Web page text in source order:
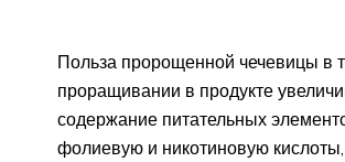
Польза пророщенной чечевицы в
проращивании в продукте
содержание питательных
фолиевую и никотиновую кислоты,